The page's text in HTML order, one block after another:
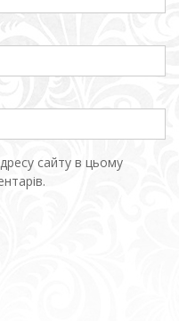
сайту в цьому